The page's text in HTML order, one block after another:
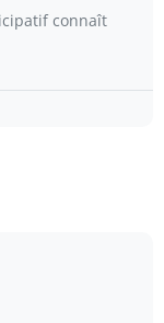
connaît